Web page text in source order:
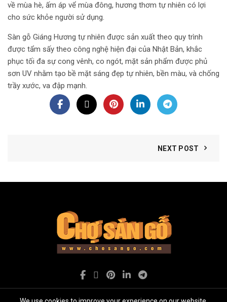
về mùa hè, ấm áp vể mùa đông, hương thơm tự nhiên có lợi
cho sức khỏe người sử dụng.
Sàn gỗ Giáng Hương tự nhiên được sản xuất theo quy trình
được tẩm sấy theo công nghệ hiện đại của Nhật Bản, khắc
phục tối đa sự cong vênh, co ngót, mặt sản phẩm được phủ
sơn UV nhằm tạo bề mặt sáng đẹp tự nhiên, bền màu, và chống
trầy xước, va đập mạnh.
NEXT POST